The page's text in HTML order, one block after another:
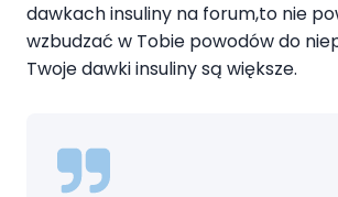
dawkach insuliny na forum,to nie
wzbudzać w Tobie powodów do
Twoje dawki insuliny są większe.